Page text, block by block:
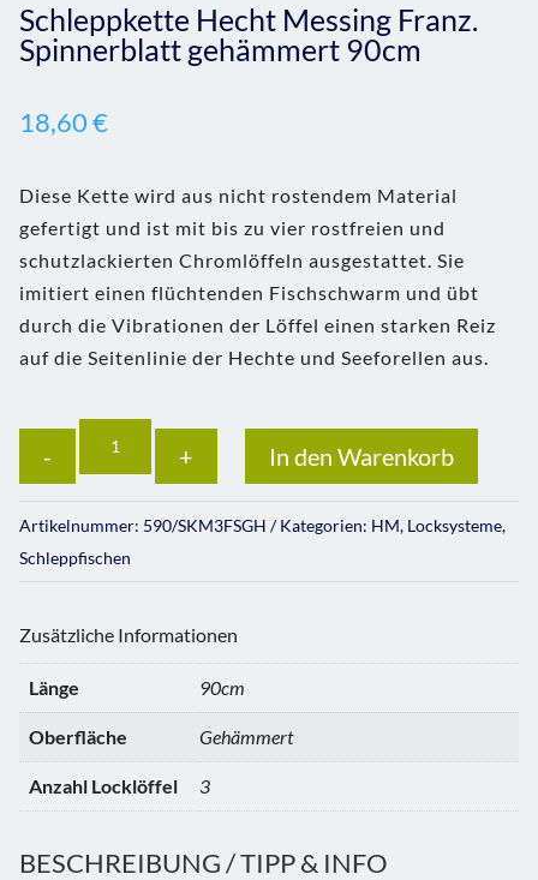
Schleppkette Hecht Messing Franz.
Spinnerblatt gehämmert 90cm
18,60€
Diese Kette wird aus nicht rostendem Material
gefertigt und ist mit bis zu vier rostfreien und
schutzlackierten Chromlöffeln ausgestattet. Sie
imitiert einen flüchtenden Fischschwarm und übt
durch die Vibrationen der Löffel einen starken Reiz
auf die Seitenlinie der Hechte und Seeforellen aus.
Anzahl
In den Warenkorb
Artikelnummer: 590/SKM3FSGH Kategorien: HM, Locksysteme,
Schleppfischen
Zusätzliche Informationen
Länge 90cm
Oberfläche Gehämmert
Anzahl Locklöffel 3
BESCHREIBUNG / TIPP & INFO